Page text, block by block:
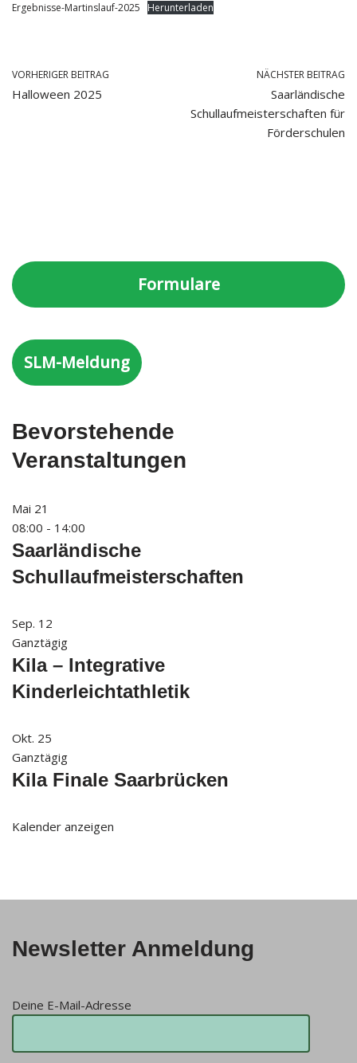
Ergebnisse-Martinslauf-2025 Herunterladen
VORHERIGER BEITRAG
Halloween 2025
NÄCHSTER BEITRAG
Saarländische
Schullaufmeisterschaften für
Förderschulen
Formulare
SLM-Meldung
Bevorstehende
Veranstaltungen
Mai 21
08:00 - 14:00
Saarländische
Schullaufmeisterschaften
Sep. 12
Ganztägig
Kila – Integrative
Kinderleichtathletik
Okt. 25
Ganztägig
Kila Finale Saarbrücken
Kalender anzeigen
Newsletter Anmeldung
Deine E-Mail-Adresse